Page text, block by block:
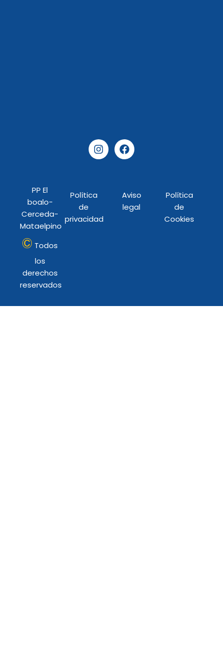
I
n
s
m
F
a
c
o
o
k
PP El
boalo-
Cerceda-
Mataelpino
© Todos
los
derechos
reservados
Política
de
privacidad
Aviso
legal
Política
de
Cookies